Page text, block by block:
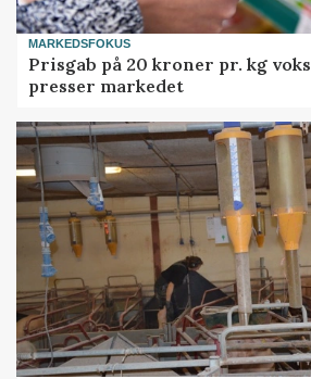
MARKEDSFOKUS
Prisgab på 20 kroner pr. kg
presser markedet